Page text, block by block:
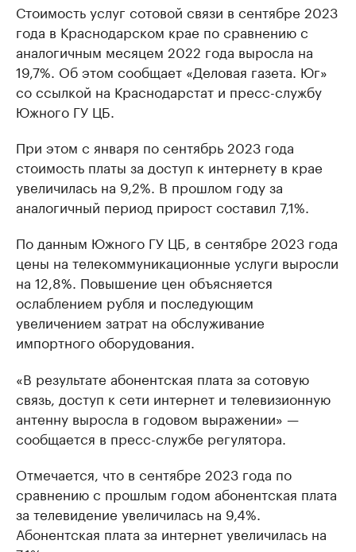
Стоимость услуг сотовой связи в сентябре 2023
года в Краснодарском крае по сравнению с
аналогичным месяцем 2022 года выросла на
19,7%. Об этом сообщает «Деловая газета. Юг»
со ссылкой на Краснодарстат и пресс-службу
Южного ГУ ЦБ.
При этом с января по сентябрь 2023 года
стоимость платы за доступ к интернету в крае
увеличилась на 9,2%. В прошлом году за
аналогичный период прирост составил 7,1%.
По данным Южного ГУ ЦБ, в сентябре 2023 года
цены на телекоммуникационные услуги выросли
на 12,8%. Повышение цен объясняется
ослаблением рубля и последующим
увеличением затрат на обслуживание
импортного оборудования.
«В результате абонентская плата за сотовую
связь, доступ к сети интернет и телевизионную
антенну выросла в годовом выражении» —
сообщается в пресс-службе регулятора.
Отмечается, что в сентябре 2023 года по
сравнению с прошлым годом абонентская плата
за телевидение увеличилась на 9,4%.
Абонентская плата за интернет увеличилась на